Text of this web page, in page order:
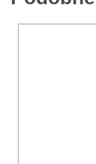
Súhlasím so
odoslania